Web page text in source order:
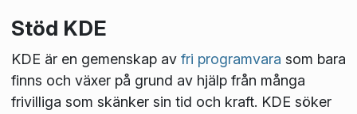
Stöd KDE
KDE är en gemenskap av fri programvara som bara
finns och växer på grund av hjälp från många
frivilliga som skänker sin tid och kraft. KDE söker